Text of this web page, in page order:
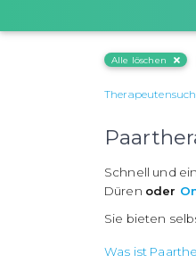
Alle löschen
Schnell und
Düren oder
Sie bieten
Was ist